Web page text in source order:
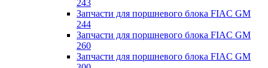
243
Запчасти для поршневого блока FIAC GM
244
Запчасти для поршневого блока FIAC GM
260
Запчасти для поршневого блока FIAC GM